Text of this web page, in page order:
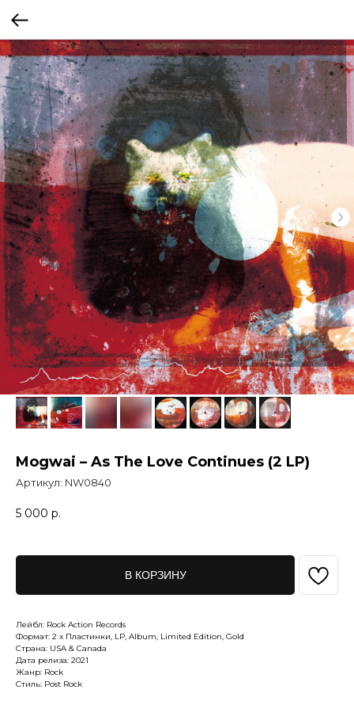
Mogwai – As The Love Continues (2 LP)
Артикул: NW0840
5 000 р.
В КОРЗИНУ
Лейбл: Rock Action Records
Формат: 2 x Пластинки, LP, Album, Limited Edition, Gold
Страна: USA & Canada
Дата релиза: 2021
Жанр: Rock
Стиль: Post Rock